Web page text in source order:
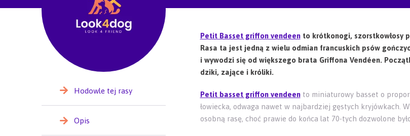
Hodowle tej rasy
Opis
Petit Basset griffon vendeento krótkonogi, szorstkowłosy
Rasa ta jest jedną z wielu odmian francuskich psów
i wywodzi się od większego brata Griffona Vendéen.
dziki, zające i króliki.
Petit basset griffon vendeento miniaturowy basset o
łowiecka, odwaga nawet w najbardziej gęstych kryjówkach.
osobną rasę, choć prawie do końca lat 70-tych dozwolone